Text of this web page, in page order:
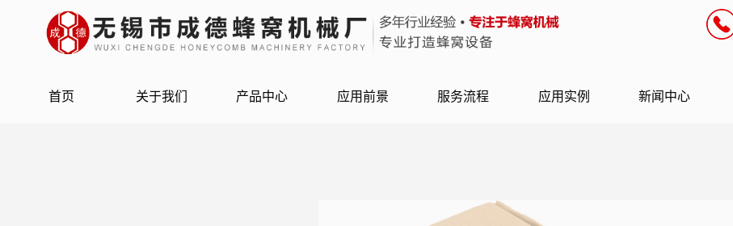
首页 关于我们 产品中心 应用前景 服务流程 应用实例 新闻中心